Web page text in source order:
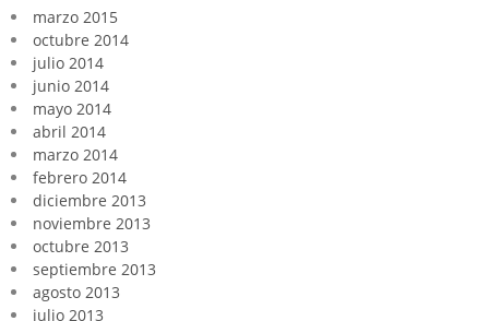
marzo 2015
octubre 2014
julio 2014
junio 2014
mayo 2014
abril 2014
marzo 2014
febrero 2014
diciembre 2013
noviembre 2013
octubre 2013
septiembre 2013
agosto 2013
julio 2013